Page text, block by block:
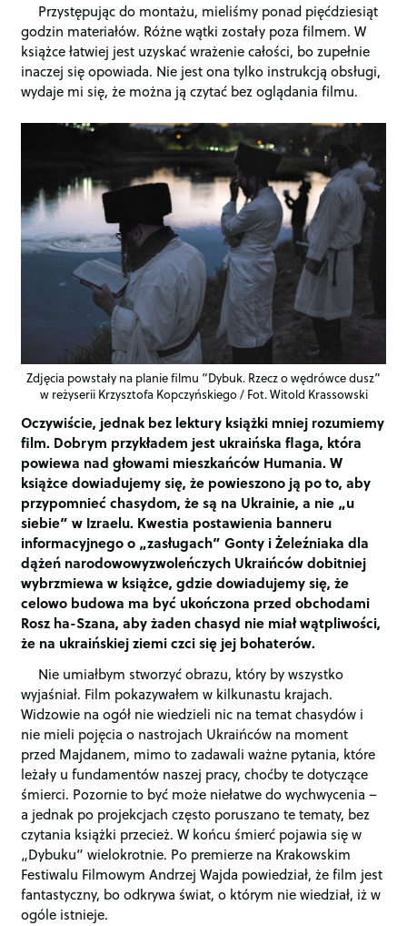
Przystępując do montażu, mieliśmy ponad pięćdziesiąt
godzin materiałów. Różne wątki zostały poza filmem. W
książce łatwiej jest uzyskać wrażenie całości, bo zupełnie
inaczej się opowiada. Nie jest ona tylko instrukcją obsługi,
wydaje mi się, że można ją czytać bez oglądania filmu.
Zdjęcia powstały na planie filmu “Dybuk. Rzecz o wędrówce dusz”
w reżyserii Krzysztofa Kopczyńskiego / Fot. Witold Krassowski
Oczywiście, jednak bez lektury książki mniej rozumiemy
film. Dobrym przykładem jest ukraińska flaga, która
powiewa nad głowami mieszkańców Humania. W
książce dowiadujemy się, że powieszono ją po to, aby
przypomnieć chasydom, że są na Ukrainie, a nie „u
siebie” w Izraelu. Kwestia postawienia banneru
informacyjnego o „zasługach” Gonty i Żeleźniaka dla
dążeń narodowowyzwoleńczych Ukraińców dobitniej
wybrzmiewa w książce, gdzie dowiadujemy się, że
celowo budowa ma być ukończona przed obchodami
Rosz ha-Szana, aby żaden chasyd nie miał wątpliwości,
że na ukraińskiej ziemi czci się jej bohaterów.
Nie umiałbym stworzyć obrazu, który by wszystko
wyjaśniał. Film pokazywałem w kilkunastu krajach.
Widzowie na ogół nie wiedzieli nic na temat chasydów i
nie mieli pojęcia o nastrojach Ukraińców na moment
przed Majdanem, mimo to zadawali ważne pytania, które
leżały u fundamentów naszej pracy, choćby te dotyczące
śmierci. Pozornie to być może niełatwe do wychwycenia –
a jednak po projekcjach często poruszano te tematy, bez
czytania książki przecież. W końcu śmierć pojawia się w
„Dybuku” wielokrotnie. Po premierze na Krakowskim
Festiwalu Filmowym Andrzej Wajda powiedział, że film jest
fantastyczny, bo odkrywa świat, o którym nie wiedział, iż w
ogóle istnieje.